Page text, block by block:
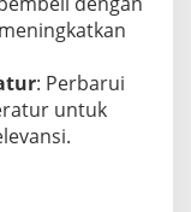
: Perbarui
untuk